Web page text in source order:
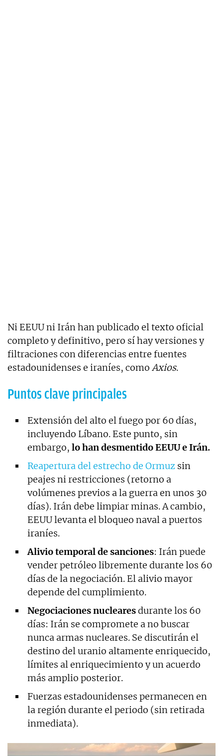
Ni EEUU ni Irán han publicado el texto oficial
completo y definitivo, pero sí hay versiones y
filtraciones con diferencias entre fuentes
estadounidenses e iraníes, como Axios.
Puntos clave principales
Extensión del alto el fuego por 60 días,
incluyendo Líbano. Este punto, sin
embargo, lo han desmentido EEUU e Irán.
Reapertura del estrecho de Ormuz sin
peajes ni restricciones (retorno a
volúmenes previos a la guerra en unos 30
días). Irán debe limpiar minas. A cambio,
EEUU levanta el bloqueo naval a puertos
iraníes.
Alivio temporal de sanciones: Irán puede
vender petróleo libremente durante los 60
días de la negociación. El alivio mayor
depende del cumplimiento.
Negociaciones nuclearesdurante los 60
días: Irán se compromete a no buscar
nunca armas nucleares. Se discutirán el
destino del uranio altamente enriquecido,
límites al enriquecimiento y un acuerdo
más amplio posterior.
Fuerzas estadounidenses permanecen en
la región durante el periodo (sin retirada
inmediata).